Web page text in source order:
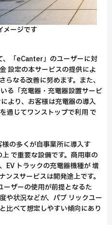
メージです
、「eCanter」のユーザーに対
設定の本サービスの提供によ
なる改善に努めます。また、
る「充電器・充電器設置サービ
より、お客様は充電器の導入
通じてワンストップで利用 で
の多くが自事業所に導入す
で重要な設備です。商用車の
EV トラックの充電器機種が 増
スサービスは開発途上です。
ーザーの使用が前提となるた
や状況などが、パブ リックユー
比べて想定しやすい傾向にあり